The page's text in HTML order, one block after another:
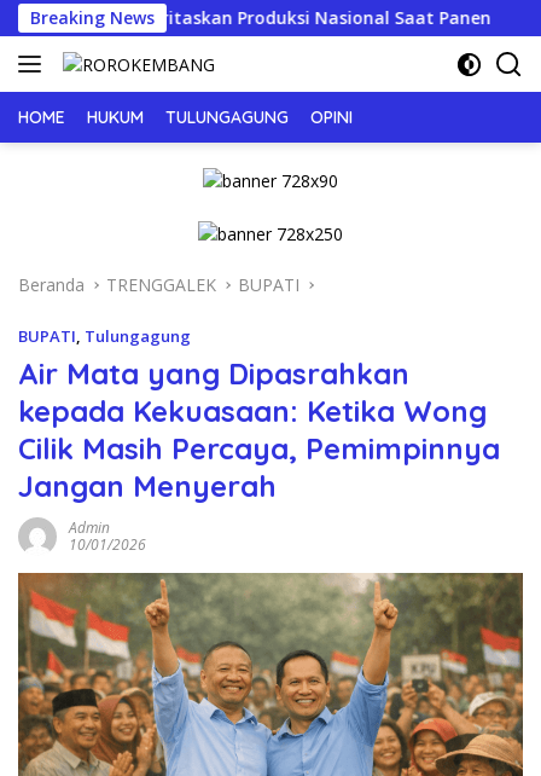
Langsung
ke
konten
Breaking NewsProduksi Nasional Saat Panen JERIT
HOME HUKUM TULUNGAGUNG OPINI
Beranda TRENGGALEK BUPATI
BUPATI Tulungagung
Air Mata yang Dipasrahkan
kepada Kekuasaan: Ketika Wong
Cilik Masih Percaya, Pemimpinnya
Jangan Menyerah
Admin
10/01/2026